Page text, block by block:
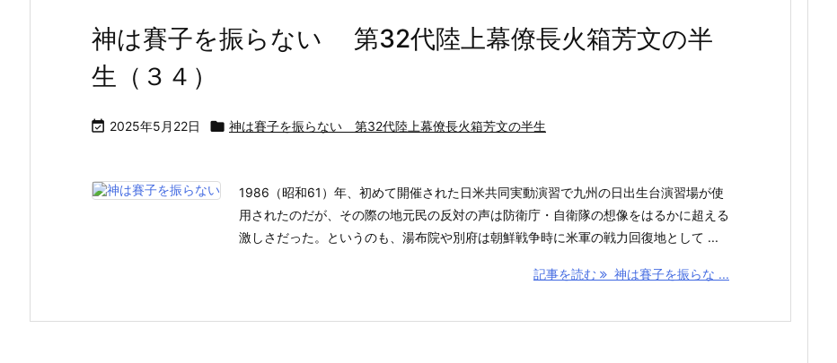
神は賽子を振らない 第32代陸上幕僚長火箱芳文の半
生（３４）
 2025年5月22日  神は賽子を振らない 第32代陸上幕僚長火箱芳文の半生
1986（昭和61）年、初めて開催された日米共同実動演習で九州の日出生台演習場が使
用されたのだが、その際の地元民の反対の声は防衛庁・自衛隊の想像をはるかに超える
激しさだった。というのも、湯布院や別府は朝鮮戦争時に米軍の戦力回復地として ...
記事を読む 神は賽子を振らな ...